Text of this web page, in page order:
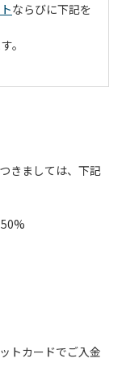
ならびに下記を
。
すのでご了承く
ンスを確保して
す。（ご希望の
。
きましては、下記
トカードでご入金